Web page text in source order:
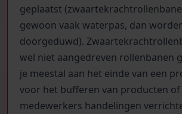
geplaatst
gewoon vaak waterpas, dan
doorgeduwd).
wel niet aangedreven rollenbanen
je meestal aan het einde van een
voor het bufferen van producten of
medewerkers handelingen